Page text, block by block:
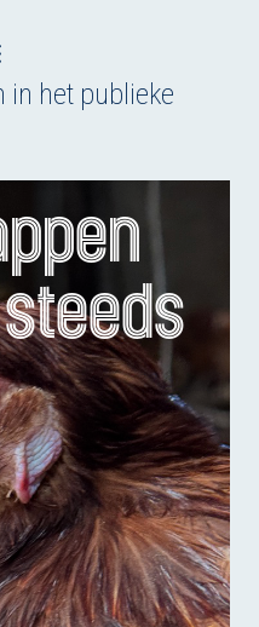
in het publieke